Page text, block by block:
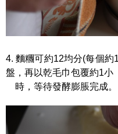
4. 麵糰可約12均分(每個
盤，再以乾毛巾包覆約1小
時，等待發酵膨脹完成。